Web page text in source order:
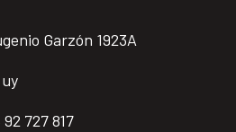
Garzón 1923A
727 817